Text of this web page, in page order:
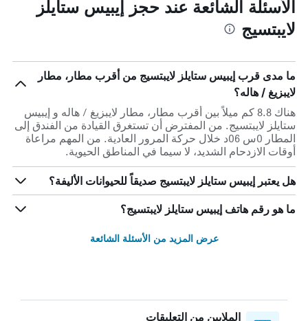
الأسئلة الشائعة عند حجز إيبيس ستايلز
لايبتسيج
ما مدى قرب إيبيس ستايلز لايبتسيج من أقرب مطار، مطار
لايبزيغ / هاله؟
هناك 8.8 كم ميلاً بين أقرب مطار، مطار لايبزيغ / هاله و إيبيس
ستايلز لايبتسيج. من المفترض أن تستغرق القيادة من الفندق إلى
المطار 0س 06د خلال حركة المرور العادية. من المهم مراعاة
أوقات الازدحام الشديد، لا سيما في المناطق الحيوية.
هل يعتبر إيبيس ستايلز لايبتسيج صديقاً للحيوانات الأليفة؟
ما هو رقم هاتف إيبيس ستايلز لايبتسيج؟
عرض المزيد من الأسئلة الشائعة
الملايين من التعليقات